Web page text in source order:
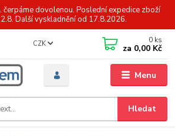
čerpáme dovolenou. Poslední expedice zboží
Další vyskladnění od 17.8.2026.
Menu
CZK
Hledat
0 ks
za 0,00 Kč